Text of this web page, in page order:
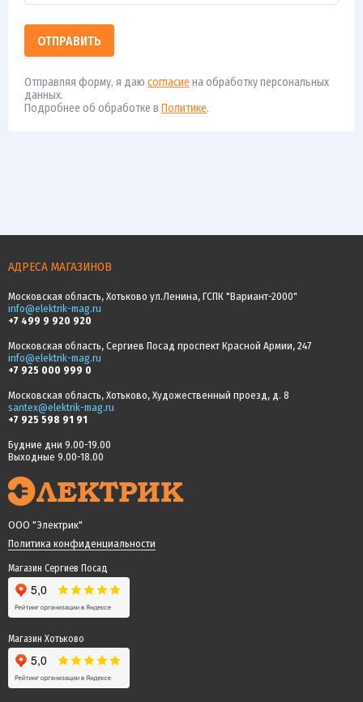
ОТПРАВИТЬ
Отправляя форму, я даю согласие на обработку персональных
данных.
Подробнее об обработке в Политике.
АДРЕСА МАГАЗИНОВ
Московская область, Хотьково ул.Ленина, ГСПК "Вариант-2000"
info@elektrik-mag.ru
+7 499 9 920 920
Московская область, Сергиев Посад проспект Красной Армии, 247
info@elektrik-mag.ru
+7 925 000 999 0
Московская область, Хотьково, Художественный проезд, д. 8
santex@elektrik-mag.ru
+7 925 598 91 91
Будние дни 9.00-19.00
Выходные 9.00-18.00
ООО "Электрик"
Политика конфиденциальности
Магазин Сергиев Посад
Магазин Хотьково